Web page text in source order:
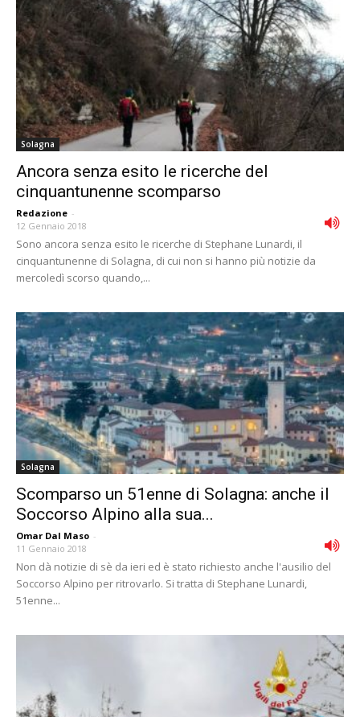
Solagna
Ancora senza esito le ricerche del
cinquantunenne scomparso
Redazione -
12 Gennaio 2018
Sono ancora senza esito le ricerche di Stephane Lunardi, il
cinquantunenne di Solagna, di cui non si hanno più notizie da
mercoledì scorso quando,...
Solagna
Scomparso un 51enne di Solagna: anche il
Soccorso Alpino alla sua...
Omar Dal Maso -
11 Gennaio 2018
Non dà notizie di sè da ieri ed è stato richiesto anche l'ausilio del
Soccorso Alpino per ritrovarlo. Si tratta di Stephane Lunardi,
51enne...